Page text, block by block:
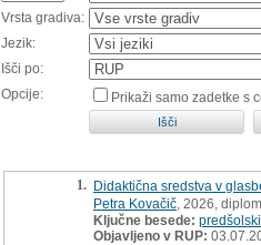
Vrsta gradiva:
Jezik:
Išči po:
Opcije:
Prikaži samo zadetke s
1. Didaktična sredstva v
Petra Kovačič , 2026,
Ključne besede:
Objavljeno v RUP: